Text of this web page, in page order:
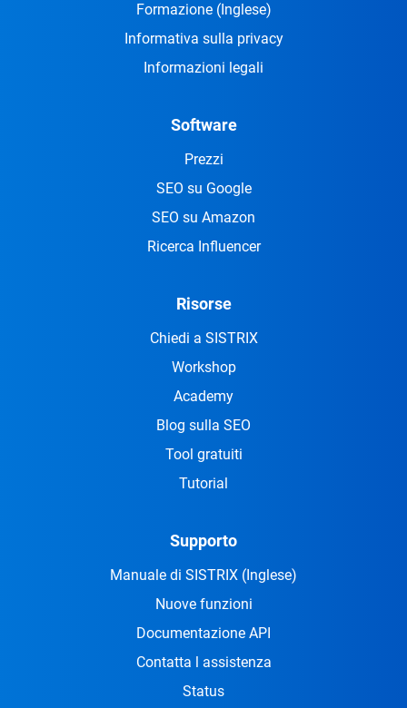
Formazione (Inglese)
Informativa sulla privacy
Informazioni legali
Software
Prezzi
SEO su Google
SEO su Amazon
Ricerca Influencer
Risorse
Chiedi a SISTRIX
Workshop
Academy
Blog sulla SEO
Tool gratuiti
Tutorial
Supporto
Manuale di SISTRIX (Inglese)
Nuove funzioni
Documentazione API
Contatta l assistenza
Status